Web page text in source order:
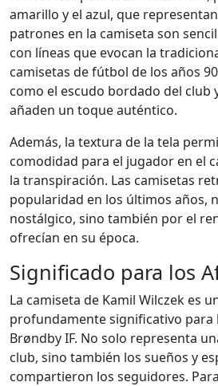
amarillo y el azul, que
patrones en la camiseta son
con líneas que evocan la
camisetas de fútbol de los años
como el escudo bordado del club
añaden un toque auténtico.
Además, la textura de la tela
comodidad para el jugador en el
la transpiración. Las camisetas
popularidad en los últimos años,
nostálgico, sino también por el
ofrecían en su época.
Significado para los
La camiseta de Kamil Wilczek es
profundamente significativo para
Brøndby IF. No solo representa
club, sino también los sueños y
compartieron los seguidores.